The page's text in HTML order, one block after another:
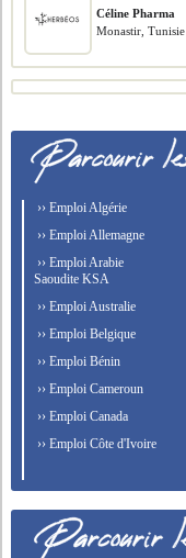
Céline Pharma
Monastir, Tunisie
›› Emploi Algérie
›› Emploi Allemagne
›› Emploi Arabie
Saoudite KSA
›› Emploi Australie
›› Emploi Belgique
›› Emploi Bénin
›› Emploi Cameroun
›› Emploi Canada
›› Emploi Côte d'Ivoire